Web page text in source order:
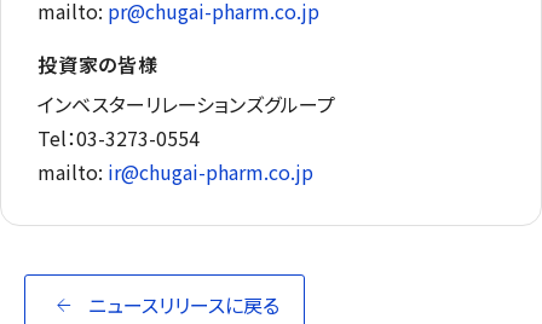
mailto: pr@chugai-pharm.co.jp
投資家の皆様
インベスターリレーションズグループ
Tel：03-3273-0554
mailto: ir@chugai-pharm.co.jp
ニュースリリースに戻る